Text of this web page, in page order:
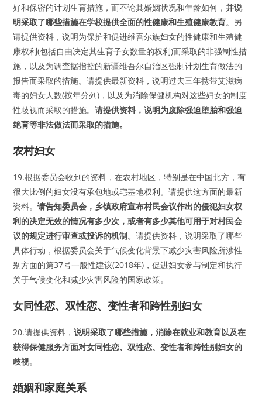
好和保密的计划生育措施，而不论其婚姻状况和年龄如何，并说
明采取了哪些措施在学校提供全面的性健康和生殖健康教育。另
请提供资料，说明为保护和促进维吾尔族妇女的性健康和生殖健
康权利(包括自由决定其生育子女数量的权利)而采取的非强制性措
施，以及为调查据指控的新疆维吾尔自治区强制计划生育做法的
报告而采取的措施。请提供最新资料，说明过去三年携带艾滋病
毒的妇女人数(按年分列)，以及为消除保健机构对这些妇女的制度
性歧视而采取的措施。请提供资料，说明为废除强迫堕胎和强迫
绝育等非法做法而采取的措施。
农村妇女
19.根据委员会收到的资料，在农村地区，特别是在中国北方，有
很大比例的妇女没有承包地或宅基地权利。请提供这方面的最新
资料。请告知委员会，乡镇政府宣布村民会议作出的侵犯妇女权
利的决定无效的情况有多少次，或者有多少其他可用于对村民会
议的规定进行审查或投诉的机制。请提供资料，说明采取了哪些
具体行动，根据委员会关于气候变化背景下减少灾害风险所涉性
别方面的第37号一般性建议(2018年)，促进妇女参与制定和执行
关于气候变化和减少灾害风险的国家政策。
女同性恋、双性恋、变性者和跨性别妇女
20.请提供资料，说明采取了哪些措施，消除在就业和教育以及在
获得保健服务方面对女同性恋、双性恋、变性者和跨性别妇女的
歧视。
婚姻和家庭关系